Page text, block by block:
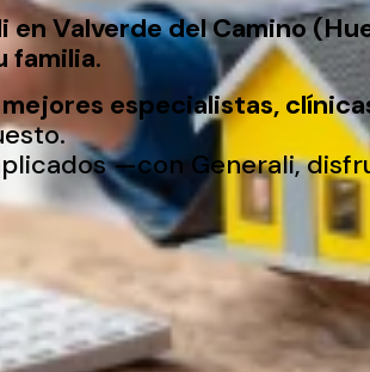
en Valverde del Camino
familia.
especialistas,
—con Generali,